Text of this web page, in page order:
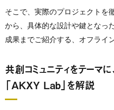
そこで、実際のプロジェクトを
から、具体的な設計や鍵となっ
成果までご紹介する、オフライ
共創コミュニティをテーマ
「AKXY Lab」を解説